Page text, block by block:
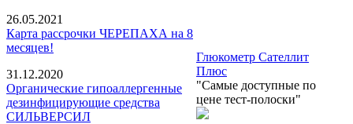
26.05.2021
Карта рассрочки ЧЕРЕПАХА на 8
месяцев!
31.12.2020
Органические гипоаллергенные
дезинфицирующие средства
СИЛЬВЕРСИЛ
Глюкометр Сателлит
Плюс
"Самые доступные по
цене тест-полоски"